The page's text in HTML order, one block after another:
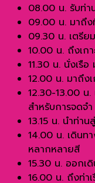
08.00 น. รับท่า
09.00 น. มาถึง
09.30 น. เตรีย
10.00 น. ถึงเก
11.30 น. นั่งเรือ
12.00 น. มาถึง
12.30-13.00 น.
สำหรับการจดจ
13.15 น. นำท่า
14.00 น. เดินท
หลากหลายสี
15.30 น. ออกเ
16.00 น. ถึงท่า